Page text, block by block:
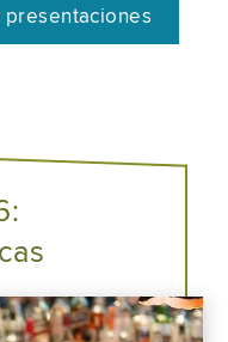
presentaciones